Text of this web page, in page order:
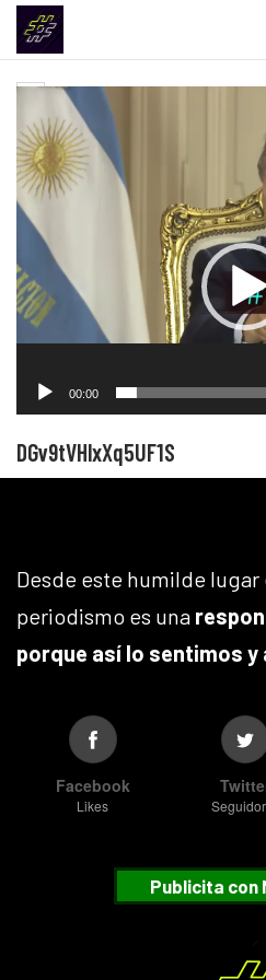
Volver a "Macri habló sobre
digan que esto es una desaparición
00:00
DGv9tVHlxXq5UF1S
Desde este humilde
periodismo es una
porque así lo sentimos y
Facebook
Likes
Publicita con